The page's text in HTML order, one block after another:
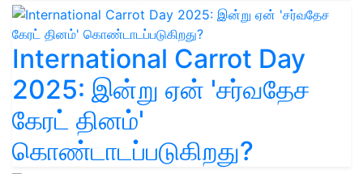
International Carrot Day
2025: இன்று ஏன் 'சர்வதேச
கேரட் தினம்'
கொண்டாடப்படுகிறது?